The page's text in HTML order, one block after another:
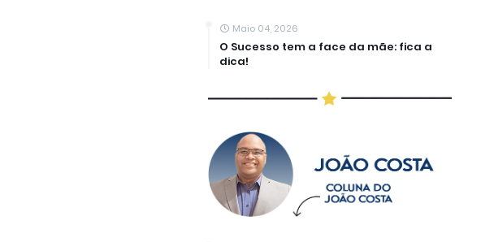
Maio 04, 2026
O Sucesso tem a face da mãe: fica a
dica!